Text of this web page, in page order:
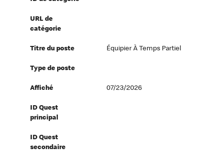
URL de
catégorie
Titre du poste Équipier À Temps Partiel
Type de poste
Affiché 07/23/2026
ID Quest
principal
ID Quest
secondaire